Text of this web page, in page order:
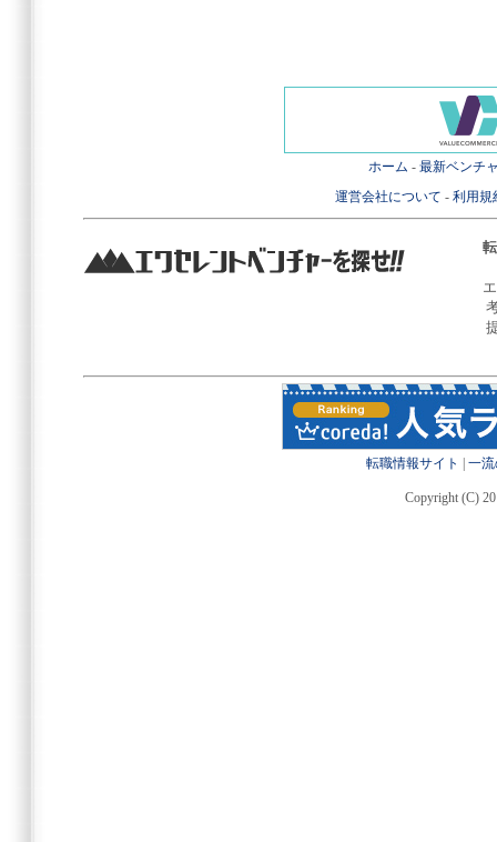
ホーム - 最新ベンチ
運営会社について - 利用規
転職情報サイト 一
Copyright (C)